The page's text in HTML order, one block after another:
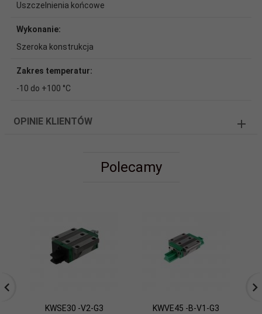
Uszczelnienia końcowe
Wykonanie:
Szeroka konstrukcja
Zakres temperatur:
-10 do +100 °C
OPINIE KLIENTÓW
Polecamy
KWSE30 -V2-G3 KWVE45 -B-V1-G3